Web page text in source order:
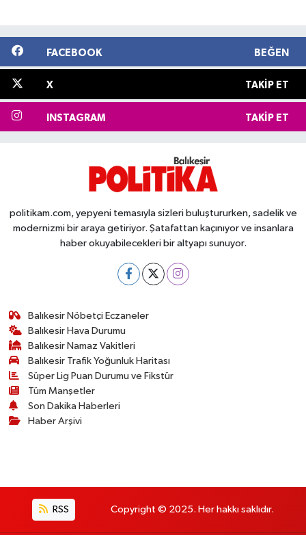
FACEBOOK BEĞEN
X TAKIP ET
INSTAGRAM TAKIP ET
politikam.com, yepyeni temasıyla sizleri buluştururken, sadelik ve
modernizmi bir araya getiriyor. Şatafattan kaçınıyor ve insanlara
haber okuyabilecekleri bir altyapı sunuyor.
Balıkesir Nöbetçi Eczaneler
Balıkesir Hava Durumu
Balıkesir Namaz Vakitleri
Balıkesir Trafik Yoğunluk Haritası
Süper Lig Puan Durumu ve Fikstür
Tüm Manşetler
Son Dakika Haberleri
Haber Arşivi
RSS Copyright © 2025. Her hakkı saklıdır.